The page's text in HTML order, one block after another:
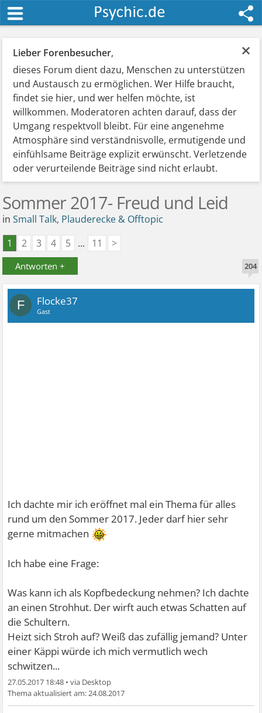
×
Lieber Forenbesucher,
dieses Forum dient dazu, Menschen zu unterstützen
und Austausch zu ermöglichen. Wer Hilfe braucht,
findet sie hier, und wer helfen möchte, ist
willkommen. Moderatoren achten darauf, dass der
Umgang respektvoll bleibt. Für eine angenehme
Atmosphäre sind verständnisvolle, ermutigende und
einfühlsame Beiträge explizit erwünscht. Verletzende
oder verurteilende Beiträge sind nicht erlaubt.
Sommer 2017- Freud und Leid
inSmall Talk, Plauderecke & Offtopic
1
2 3 4 5 ... 11 >
Antworten + 204
F Flocke37
Gast
Ich dachte mir ich eröffnet mal ein Thema für alles
rund um den Sommer 2017. Jeder darf hier sehr
gerne mitmachen
Ich habe eine Frage:
Was kann ich als Kopfbedeckung nehmen? Ich dachte
an einen Strohhut. Der wirft auch etwas Schatten auf
die Schultern.
Heizt sich Stroh auf? Weiß das zufällig jemand? Unter
einer Käppi würde ich mich vermutlich wech
schwitzen...
27.05.2017 18:48 •
24.08.2017